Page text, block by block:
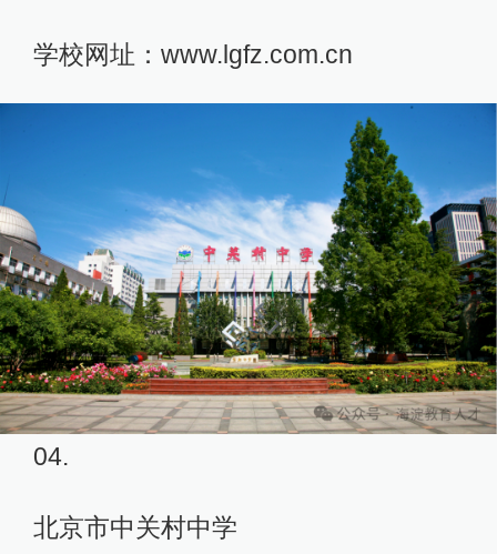
学校网址：www.lgfz.com.cn
04.
北京市中关村中学